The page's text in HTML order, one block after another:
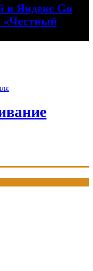
в Яндекс Go
«Честный